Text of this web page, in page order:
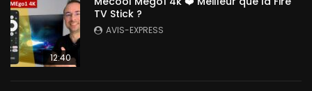
12:40
TV Stick ?
AVIS-EXPRESS